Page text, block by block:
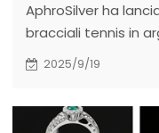
AphroSilver ha
bracciali tennis in
la vendita
di alta qualità di
2025/9/19